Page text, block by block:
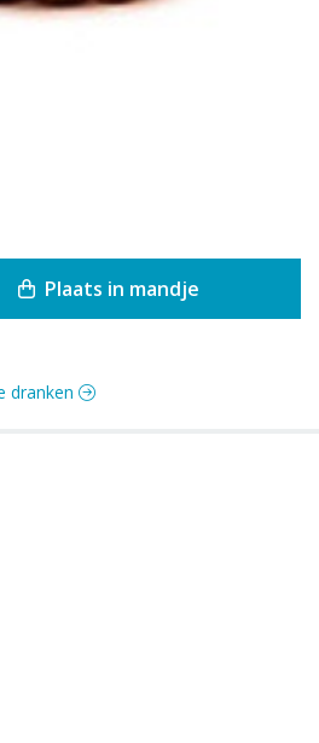
Plaats in mandje
dranken